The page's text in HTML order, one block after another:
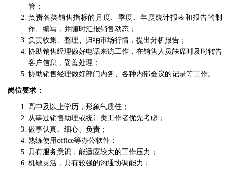
管；
负责各类销售指标的月度、季度、年度统计报表和报告的制
作、编写，并随时汇报销售动态；
负责收集、整理、归纳市场行情，提出分析报告；
协助销售经理做好电话来访工作，在销售人员缺席时及时转告
客户信息，妥善处理；
协助销售经理做好部门内务、各种内部会议的记录等工作。
岗位要求：
高中及以上学历，形象气质佳；
从事过销售助理或统计类工作者优先考虑；
做事认真、细心、负责；
熟练使用office等办公软件；
具有服务意识，能适应较大的工作压力；
机敏灵活，具有较强的沟通协调能力；